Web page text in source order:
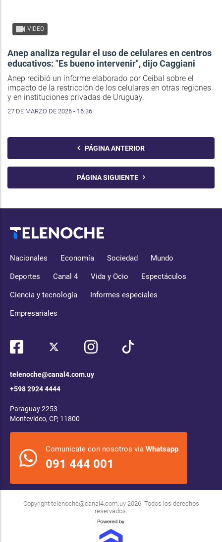
VIDEO
Anep analiza regular el uso de celulares en centros
educativos: "Es bueno intervenir", dijo Caggiani
Anep recibió un informe elaborado por Ceibal sobre el
impacto de la restricción de los celulares en otras regiones
y en instituciones privadas de Uruguay.
27 DE MARZO DE 2026 - 16:36
PÁGINA ANTERIOR
PÁGINA SIGUIENTE
Nacionales Economía Sociedad Mundo
Deportes Canal 4 Vida y Ocio Espectáculos
Ciencia y tecnología Informes especiales
Empresariales
telenoche@canal4.com.uy
+598 2924 4444
Paraguay 2253
Montevideo, CP, 11800
Comunicate con nosotros via Whatsapp
091 444 001
Copyright telenoche@canal4.com.uy2026. Todos los derechos
reservados.